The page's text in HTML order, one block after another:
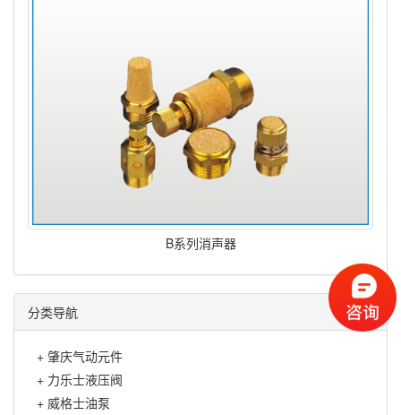
B系列消声器
分类导航
+ 肇庆气动元件
+ 力乐士液压阀
+ 威格士油泵